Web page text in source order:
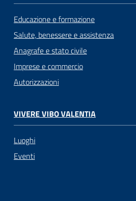
Educazione e formazione
Salute, benessere e assistenza
Anagrafe e stato civile
Imprese e commercio
Autorizzazioni
VIVERE VIBO VALENTIA
Luoghi
Eventi